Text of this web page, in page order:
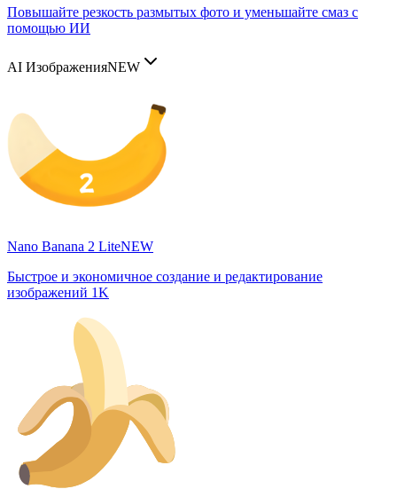
Повышайте резкость размытых фото и уменьшайте смаз с
помощью ИИ
AI ИзображенияNEW
Nano Banana 2 LiteNEW
Быстрое и экономичное создание и редактирование
изображений 1K